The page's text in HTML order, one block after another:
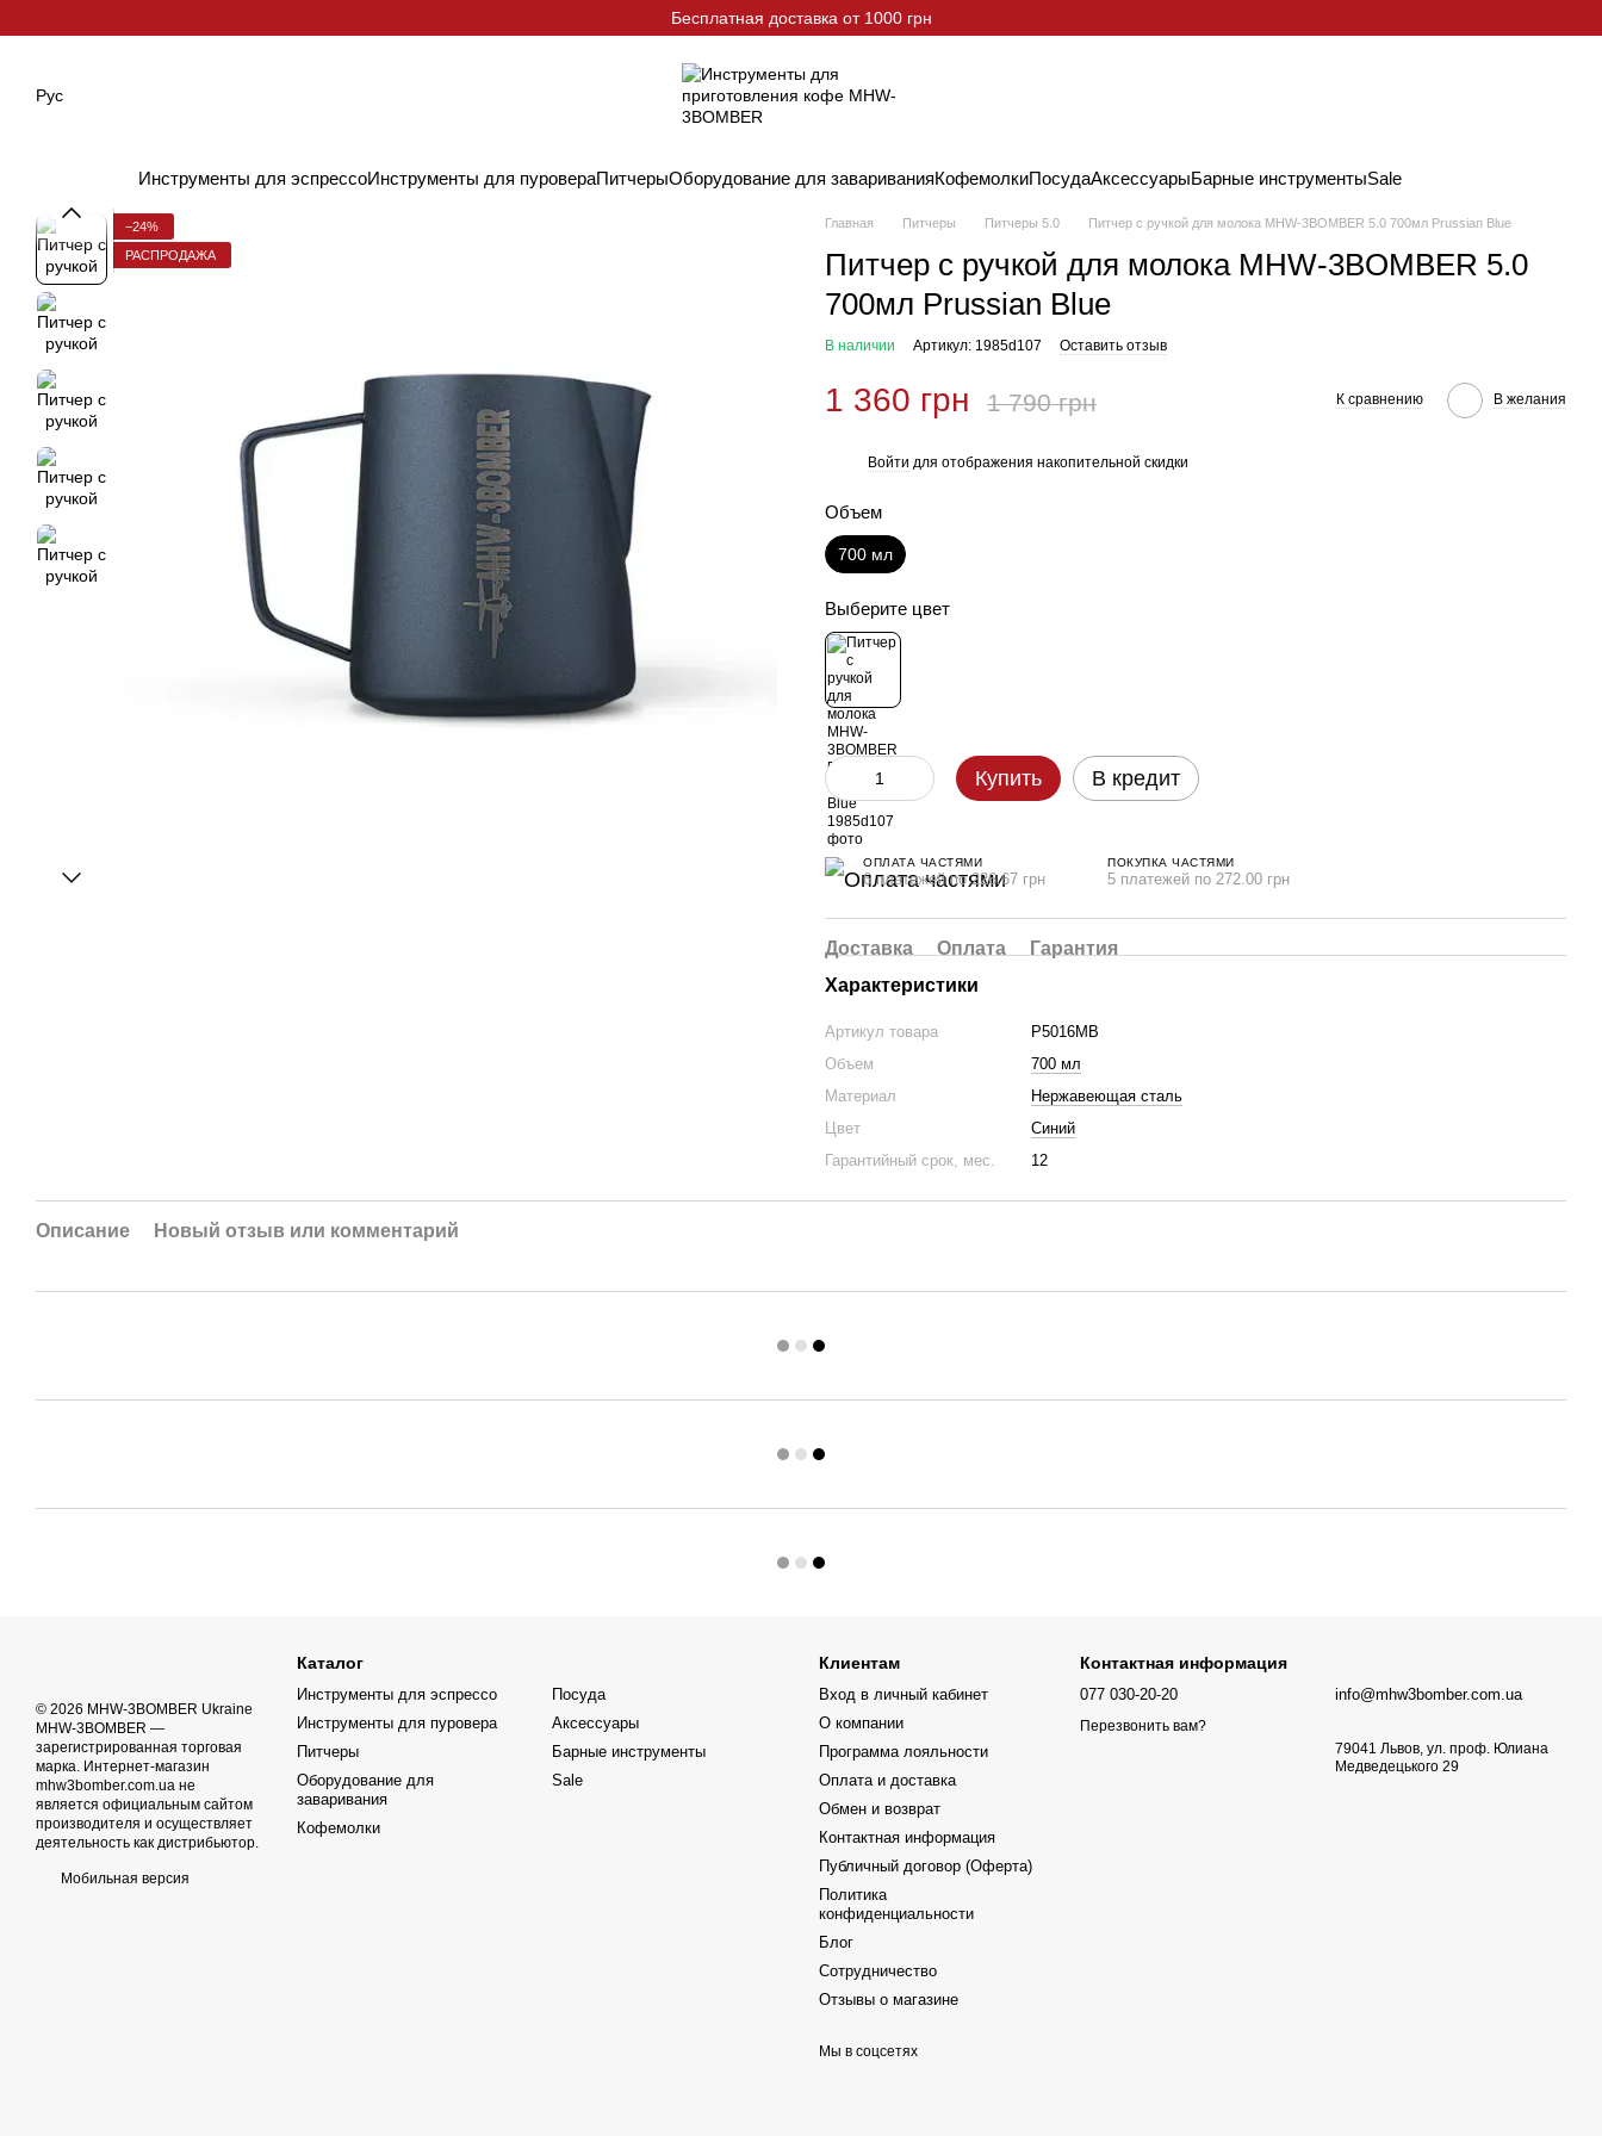
Бесплатная доставка от 1000 грн
Рус
Инструменты для эспрессоИнструменты для пуровераПитчерыОборудование для завариванияКофемолкиПосудаАксессуарыБарные инструментыSale
−24%
РАСПРОДАЖА
Главная Питчеры Питчеры 5.0 Питчер с ручкой для молока MHW-3BOMBER 5.0 700мл Prussian Blue
Питчер с ручкой для молока MHW-3BOMBER 5.0
700мл Prussian Blue
В наличии Артикул: 1985d107 Оставить отзыв
1 360 грн 1 790 грн К сравнению В желания
Войти для отображения накопительной скидки
Объем
700 мл
Выберите цвет
Купить В кредит
ОПЛАТА ЧАСТЯМИ
6 платежей по 226.67 грн
ПОКУПКА ЧАСТЯМИ
5 платежей по 272.00 грн
Доставка Оплата
Гарантия
Характеристики
Артикул товара
P5016MB
Объем
700 мл
Материал
Нержавеющая сталь
Цвет
Синий
Гарантийный срок, мес.
12
Описание Новый отзыв или комментарий
© 2026 MHW-3BOMBER Ukraine
MHW-3BOMBER —
зарегистрированная торговая
марка. Интернет-магазин
mhw3bomber.com.ua не
является официальным сайтом
производителя и осуществляет
деятельность как дистрибьютор.
Мобильная версия
Каталог
Инструменты для эспрессо
Инструменты для пуровера
Питчеры
Оборудование для
заваривания
Кофемолки
Посуда
Аксессуары
Барные инструменты
Sale
Клиентам
Вход в личный кабинет
О компании
Программа лояльности
Оплата и доставка
Обмен и возврат
Контактная информация
Публичный договор (Оферта)
Политика
конфиденциальности
Блог
Сотрудничество
Отзывы о магазине
Мы в соцсетях
Контактная информация
077 030-20-20
Перезвонить вам?
info@mhw3bomber.com.ua
79041 Львов, ул. проф. Юлиана
Медведецького 29